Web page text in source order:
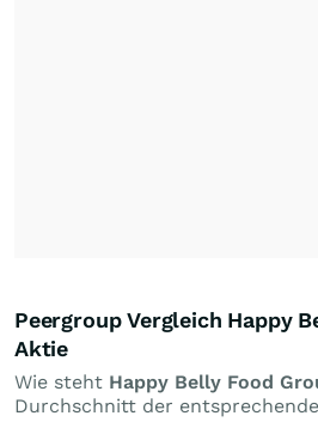
Peergroup Vergleich Happy
Aktie
Wie steht Happy Belly Food
Durchschnitt der